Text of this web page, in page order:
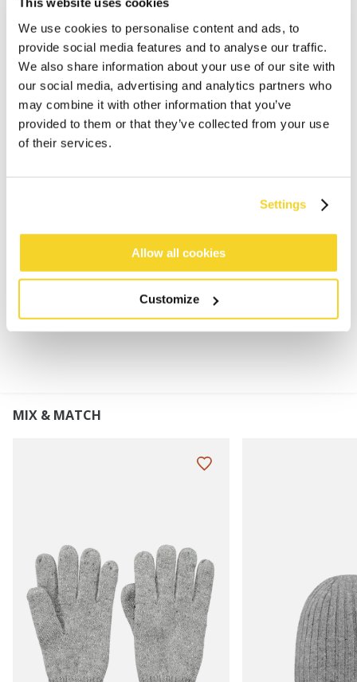
We use cookies to personalise content and ads, to
provide social media features and to analyse our traffic.
We also share information about your use of our site with
our social media, advertising and analytics partners who
may combine it with other information that you’ve
provided to them or that they’ve collected from your use
of their services.
Settings
Allow all cookies
Customize
NL
Binnen 30 dagen retourneren
BESCHRIJVING
Vingerloze wanten
100% zachte wol
Leren patch op de handpalm voor extra grip
Combineer met de Haakon Beanie of Haakon
MATERIAAL EN DETAILS
MIX & MATCH